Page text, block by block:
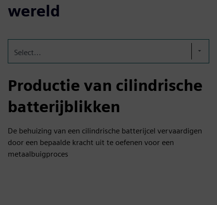
wereld
Select...
Productie van cilindrische
batterijblikken
De behuizing van een cilindrische batterijcel vervaardigen
door een bepaalde kracht uit te oefenen voor een
metaalbuigproces